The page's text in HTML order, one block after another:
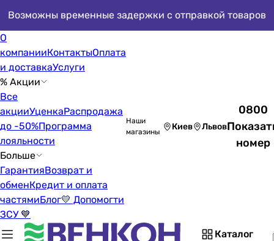
Возможны временные задержки с отправкой товаров
О
компанииКонтактыОплата
и доставкаУслуги
% Акции
Все
акцииУценкаРаспродажа
до -50%Программа
лояльности
Больше
ГарантияВозврат и
обменКредит и оплата
частямиБлог💛 Допомогти
ЗСУ 💙
Наши
магазины
Киев Львов
0800
номер
Каталог